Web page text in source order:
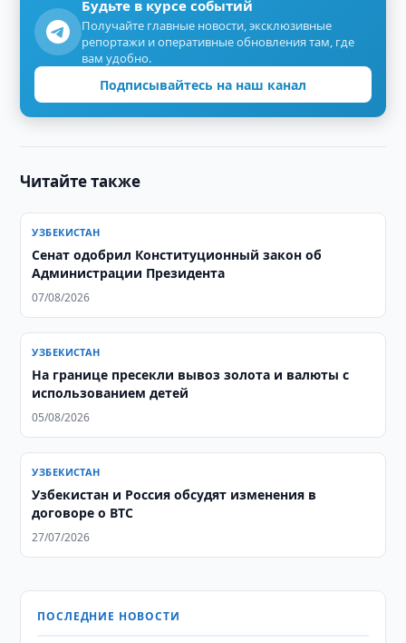
Будьте в курсе событий
Получайте главные новости, эксклюзивные
репортажи и оперативные обновления там, где
вам удобно.
Подписывайтесь на наш канал
Читайте также
УЗБЕКИСТАН
Сенат одобрил Конституционный закон об
Администрации Президента
07/08/2026
УЗБЕКИСТАН
На границе пресекли вывоз золота и валюты с
использованием детей
05/08/2026
УЗБЕКИСТАН
Узбекистан и Россия обсудят изменения в
договоре о ВТС
27/07/2026
ПОСЛЕДНИЕ НОВОСТИ